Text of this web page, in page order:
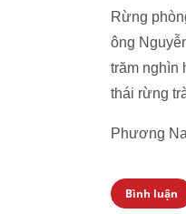
Rừng
ông
trăm nghìn
thái rừng
Phương
Bình luận